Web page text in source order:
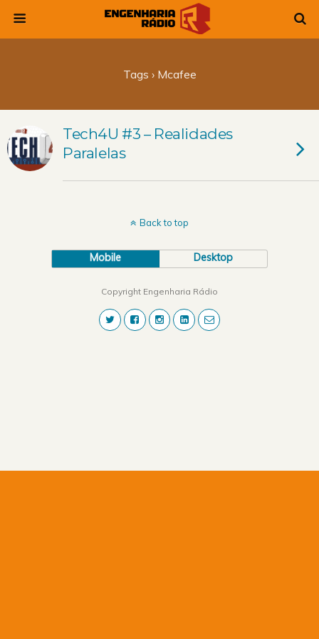
Tags › Mcafee
Tech4U #3 – Realidades
Paralelas
Back to top
Mobile Desktop
Copyright Engenharia Rádio